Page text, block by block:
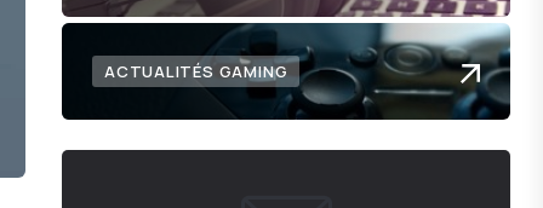
ACTUALITÉS GAMING